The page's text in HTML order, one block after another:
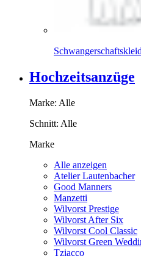
Hochzeitsanzüge
Marke: Alle
Schnitt: Alle
Marke
Alle anzeigen
Atelier Lautenbacher
Good Manners
Manzetti
Wilvorst Prestige
Wilvorst After Six
Wilvorst Cool Classic
Wilvorst Green
Tziacco